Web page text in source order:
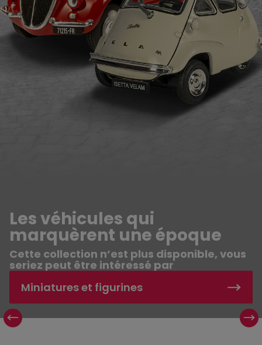
Les véhicules qui
marquèrent une époque
Cette collection n’est plus disponible, vous
seriez peut être intéressé par
Les véhicules qui marquèrent une époque
Miniatures et figurines